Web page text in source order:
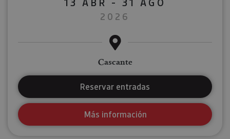
2026
Cascante
Reservar entradas
Más información